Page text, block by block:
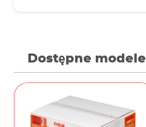
Dostępne modele